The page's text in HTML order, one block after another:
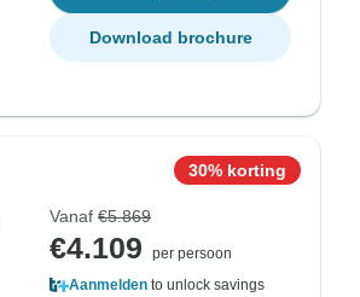
Download brochure
30% korting
Vanaf €5.869
€4.109
per persoon
Aanmelden to unlock savings